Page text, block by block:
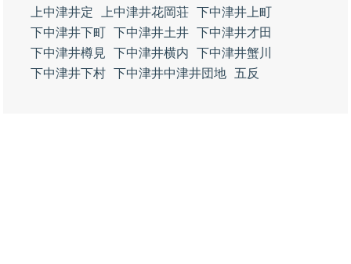
上中津井定
上中津井花岡荘 下中津井上町
下中津井下町 下中津井土井 下中津井才田
下中津井樽見
下中津井横内
下中津井蟹川
下中津井下村 下中津井中津井団地 五反